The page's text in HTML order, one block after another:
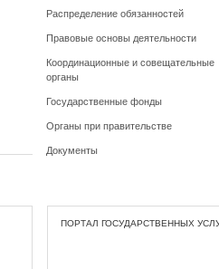
Распределение обязанностей
Правовые основы деятельности
Координационные и совещательные
органы
Государственные фонды
Органы при правительстве
Документы
ПОРТАЛ ГОСУДАРСТВЕННЫХ